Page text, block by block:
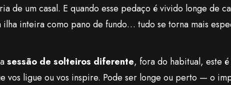
de um casal. E quando esse pedaço é vivido longe de
inteira como pano de fundo… tudo se torna mais
sessão de solteiros diferente, fora do habitual, este
vos ligue ou vos inspire. Pode ser longe ou perto — o